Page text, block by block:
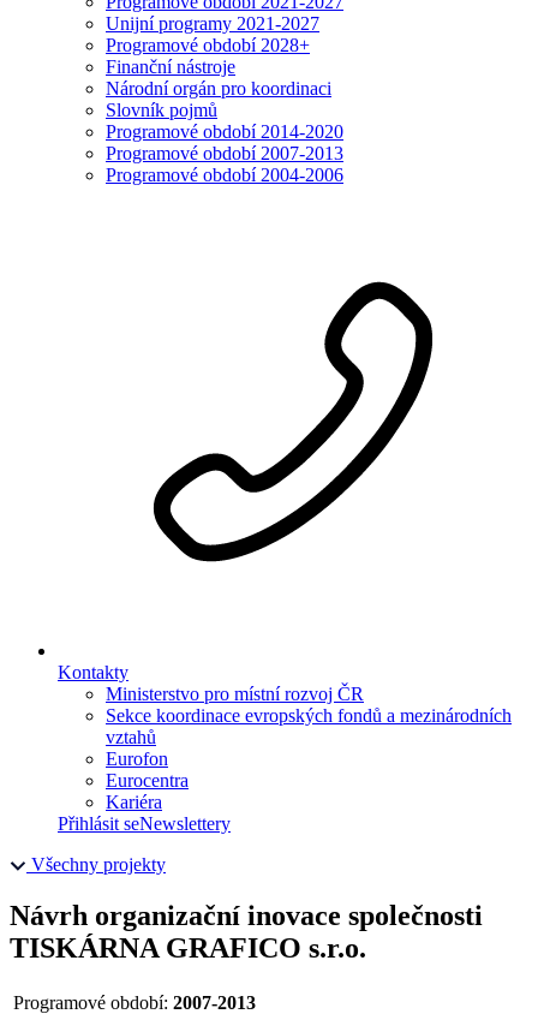
Unijní programy 2021-2027
Programové období 2028+
Finanční nástroje
Národní orgán pro koordinaci
Slovník pojmů
Programové období 2014-2020
Programové období 2007-2013
Programové období 2004-2006
Kontakty
Ministerstvo pro místní rozvoj ČR
Sekce koordinace evropských fondů a mezinárodních
vztahů
Eurofon
Eurocentra
Kariéra
Přihlásit seNewslettery
Všechny projekty
Návrh organizační inovace společnosti
TISKÁRNA GRAFICO s.r.o.
Programové období: 2007-2013